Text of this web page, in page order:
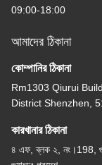
09:00-18:00
আমাদের ঠিকানা
কোম্পানির ঠিকানা
Rm1303 Qiurui
District Shenzhen,
কারখানার ঠিকানা
৪ এফ, ব্লক ২, নং।198,